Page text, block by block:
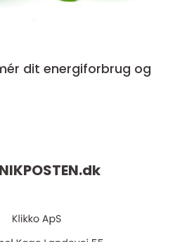
dit energiforbrug og
dk